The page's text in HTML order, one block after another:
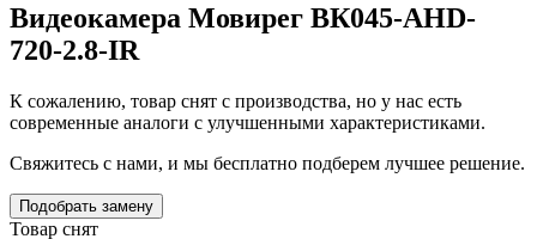
Видеокамера Мовирег ВК045-AHD-
720-2.8-IR
К сожалению, товар снят с производства, но у нас есть
современные аналоги с улучшенными характеристиками.
Свяжитесь с нами, и мы бесплатно подберем лучшее решение.
Подобрать замену
Товар снят